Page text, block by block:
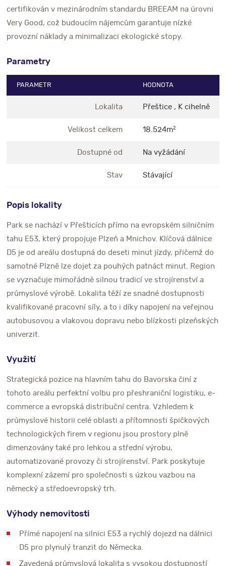
certifikován v mezinárodním standardu BREEAM na úrovni
Very Good, což budoucím nájemcům garantuje nízké
provozní náklady a minimalizaci ekologické stopy.
Parametry
PARAMETR HODNOTA
Lokalita Přeštice , K cihelně
Velikost celkem 18.524m2
Dostupné od Na vyžádání
Stav Stávající
Popis lokality
Park se nachází v Přešticích přímo na evropském silničním
tahu E53, který propojuje Plzeň a Mnichov. Klíčová dálnice
D5 je od areálu dostupná do deseti minut jízdy, přičemž do
samotné Plzně lze dojet za pouhých patnáct minut. Region
se vyznačuje mimořádně silnou tradicí ve strojírenství a
průmyslové výrobě. Lokalita těží ze snadné dostupnosti
kvalifikované pracovní síly, a to i díky napojení na veřejnou
autobusovou a vlakovou dopravu nebo blízkosti plzeňských
univerzit.
Využití
Strategická pozice na hlavním tahu do Bavorska činí z
tohoto areálu perfektní volbu pro přeshraniční logistiku, e-
commerce a evropská distribuční centra. Vzhledem k
průmyslové historii celé oblasti a přítomnosti špičkových
technologických firem v regionu jsou prostory plně
dimenzovány také pro lehkou a střední výrobu,
automatizované provozy či strojírenství. Park poskytuje
komplexní zázemí pro společnosti s úzkou vazbou na
německý a středoevropský trh.
Výhody nemovitosti
Přímé napojení na silnici E53 a rychlý dojezd na dálnici
D5 pro plynulý tranzit do Německa.
Zavedená průmyslová lokalita s vysokou dostupností